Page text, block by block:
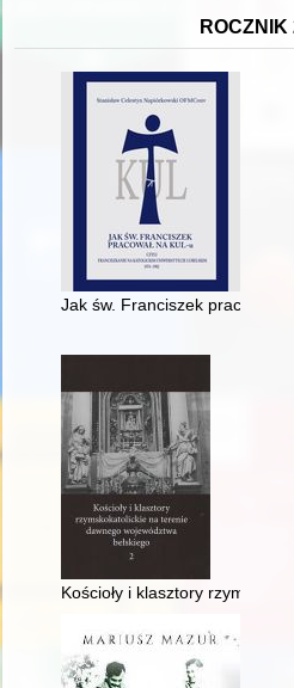
ROCZNIK
Jak św. Franciszek pracował
Kościoły i klasztory